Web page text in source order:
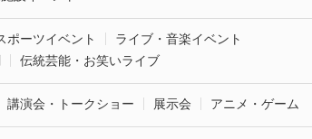
ポーツイベント
ライブ・音楽イベント
伝統芸能・お笑いライブ
講演会・トークショー 展示会 アニメ・ゲーム